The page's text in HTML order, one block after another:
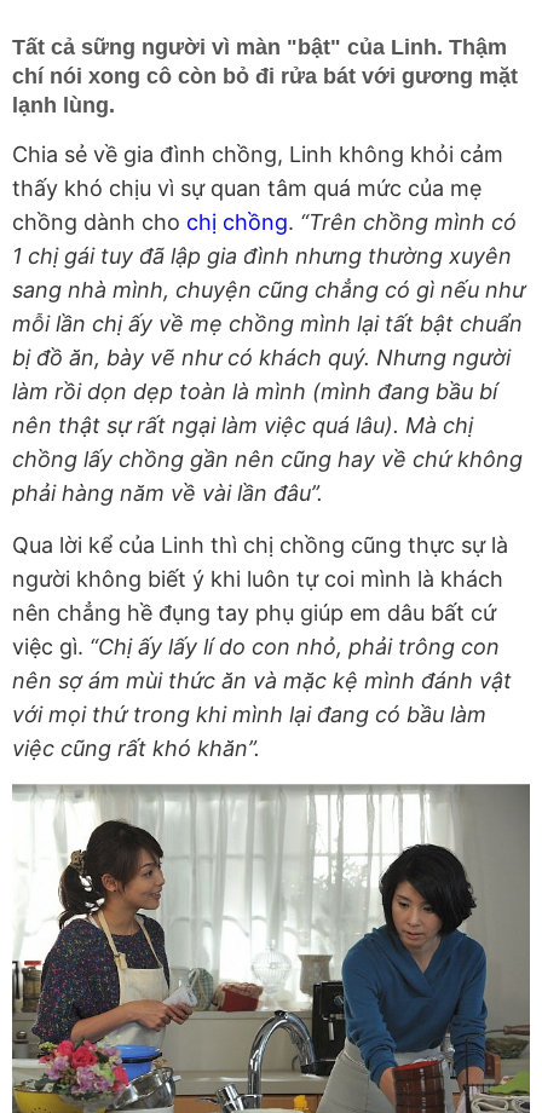
Tất cả sững người vì màn "bật" của Linh. Thậm
chí nói xong cô còn bỏ đi rửa bát với gương mặt
lạnh lùng.
Chia sẻ về gia đình chồng, Linh không khỏi cảm
thấy khó chịu vì sự quan tâm quá mức của mẹ
chồng dành cho chị chồng. “Trên chồng mình có
1 chị gái tuy đã lập gia đình nhưng thường xuyên
sang nhà mình, chuyện cũng chẳng có gì nếu như
mỗi lần chị ấy về mẹ chồng mình lại tất bật chuẩn
bị đồ ăn, bày vẽ như có khách quý. Nhưng người
làm rồi dọn dẹp toàn là mình (mình đang bầu bí
nên thật sự rất ngại làm việc quá lâu). Mà chị
chồng lấy chồng gần nên cũng hay về chứ không
phải hàng năm về vài lần đâu”.
Qua lời kể của Linh thì chị chồng cũng thực sự là
người không biết ý khi luôn tự coi mình là khách
nên chẳng hề đụng tay phụ giúp em dâu bất cứ
việc gì. “Chị ấy lấy lí do con nhỏ, phải trông con
nên sợ ám mùi thức ăn và mặc kệ mình đánh vật
với mọi thứ trong khi mình lại đang có bầu làm
việc cũng rất khó khăn”.